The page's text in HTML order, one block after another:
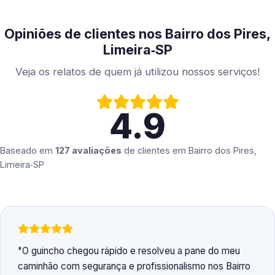
Opiniões de clientes nos Bairro dos Pires,
Limeira‑SP
Veja os relatos de quem já utilizou nossos serviços!
4.9
Baseado em 127 avaliações de clientes em Bairro dos Pires,
Limeira‑SP
O guincho chegou rápido e resolveu a pane do meu
caminhão com segurança e profissionalismo nos Bairro